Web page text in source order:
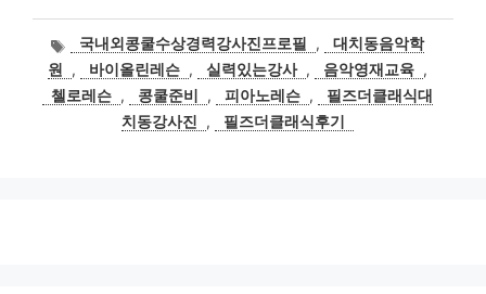
태국내외콩쿨수상경력강사진프로필 ,
대치동음악학
원
, 바이올린레슨 , 실력있는강사 , 음악영재교육 ,
첼로레슨 , 콩쿨준비 , 피아노레슨 ,
필즈더클래식대
치동강사진
, 필즈더클래식후기